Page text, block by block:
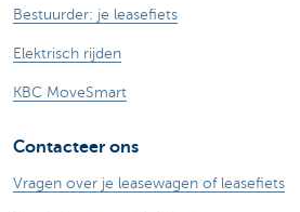
Bestuurder: je leasefiets
Elektrisch rijden
KBC MoveSmart
Contacteer ons
Vragen over je leasewagen of leasefiets